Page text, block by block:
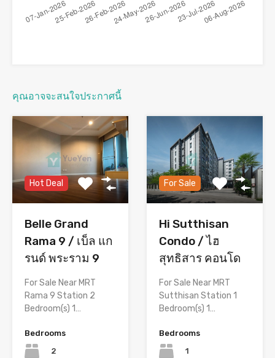
คุณอาจจะสนใจประกาศนี้
Hot Deal
Belle Grand
Rama 9 / เบ็ล แก
รนด์ พระราม 9
For Sale Near MRT
Rama 9 Station 2
Bedroom(s) 1…
Bedrooms
2
For Sale
Hi Sutthisan
Condo / ไฮ
สุทธิสาร คอนโด
For Sale Near MRT
Sutthisan Station 1
Bedroom(s) 1…
Bedrooms
1